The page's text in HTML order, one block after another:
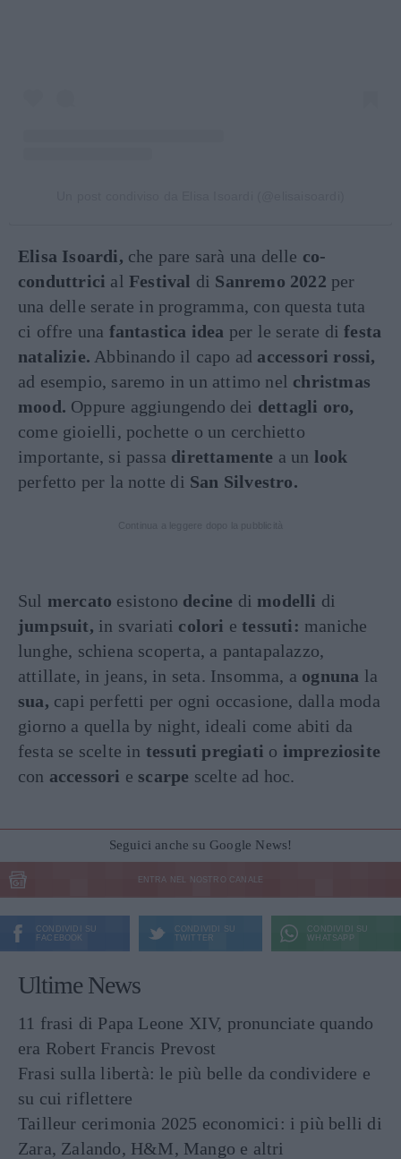
Elisa Isoardi, che pare sarà una delle co-
conduttrici alFestival di Sanremo 2022 per
una delle serate in programma, con questa tuta
ci offre una fantastica idea per le serate difesta
natalizie. Abbinando il capo ad accessori rossi,
ad esempio, saremo in un attimo nel christmas
mood. Oppure aggiungendo dei dettagli oro,
come gioielli, pochette o un cerchietto
importante, si passa direttamente a un look
perfetto per la notte di San Silvestro.
Sul mercato esistono decine di modelli di
jumpsuit, in svariati colori etessuti: maniche
lunghe, schiena scoperta, a pantapalazzo,
attillate, in jeans, in seta. Insomma, a ognuna la
sua, capi perfetti per ogni occasione, dalla moda
giorno a quella by night, ideali come abiti da
festa se scelte in tessuti pregiati o impreziosite
con accessori e scarpe scelte ad hoc.
Seguici anche su Google News!
ENTRA NEL NOSTRO CANALE
CONDIVIDI SU
FACEBOOK
CONDIVIDI SU
TWITTER
CONDIVIDI SU
WHATSAPP
Ultime News
11 frasi di Papa Leone XIV, pronunciate quando
era Robert Francis Prevost
Frasi sulla libertà: le più belle da condividere e
su cui riflettere
Tailleur cerimonia 2025 economici: i più belli di
Zara, Zalando, H&M, Mango e altri